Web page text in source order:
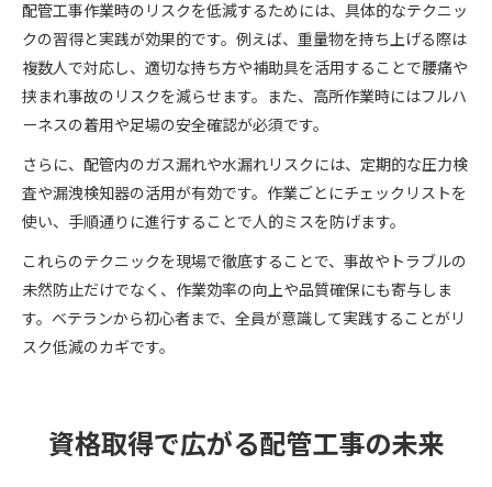
配管工事作業時のリスクを低減するためには、具体的なテクニッ
クの習得と実践が効果的です。例えば、重量物を持ち上げる際は
複数人で対応し、適切な持ち方や補助具を活用することで腰痛や
挟まれ事故のリスクを減らせます。また、高所作業時にはフルハ
ーネスの着用や足場の安全確認が必須です。
さらに、配管内のガス漏れや水漏れリスクには、定期的な圧力検
査や漏洩検知器の活用が有効です。作業ごとにチェックリストを
使い、手順通りに進行することで人的ミスを防げます。
これらのテクニックを現場で徹底することで、事故やトラブルの
未然防止だけでなく、作業効率の向上や品質確保にも寄与しま
す。ベテランから初心者まで、全員が意識して実践することがリ
スク低減のカギです。
資格取得で広がる配管工事の未来